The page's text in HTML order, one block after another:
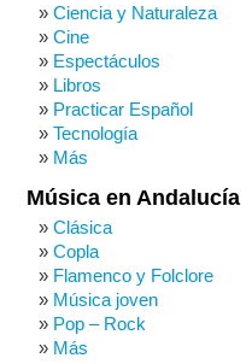
Ciencia y Naturaleza
Cine
Espectáculos
Libros
Practicar Español
Tecnología
Más
Música en Andalucía
Clásica
Copla
Flamenco y Folclore
Música joven
Pop – Rock
Más